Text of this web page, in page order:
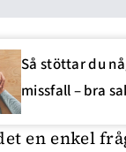
Så stöttar du
missfall – bra
en enkel